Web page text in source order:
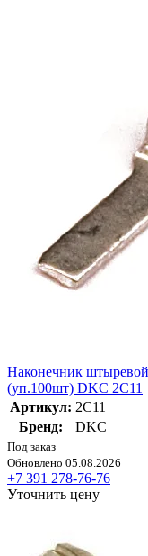
Наконечник
(уп.100шт) DKC 2C11
Артикул: 2C11
Бренд:
DKC
Под заказ
Обновлено 05.08.2026
+7 391 278-76-76
Уточнить цену